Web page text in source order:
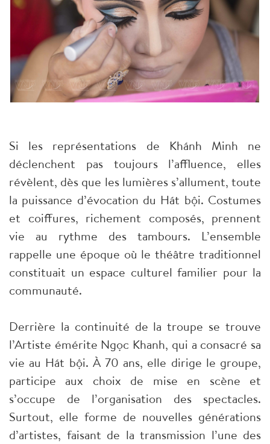
Si les représentations de Khánh Minh ne
déclenchent pas toujours l’affluence, elles
révèlent, dès que les lumières s’allument, toute
la puissance d’évocation du Hát bội. Costumes
et coiffures, richement composés, prennent
vie au rythme des tambours. L’ensemble
rappelle une époque où le théâtre traditionnel
constituait un espace culturel familier pour la
communauté.
Derrière la continuité de la troupe se trouve
l’Artiste émérite Ngọc Khanh, qui a consacré sa
vie au Hát bội. À 70 ans, elle dirige le groupe,
participe aux choix de mise en scène et
s’occupe de l’organisation des spectacles.
Surtout, elle forme de nouvelles générations
d’artistes, faisant de la transmission l’une des